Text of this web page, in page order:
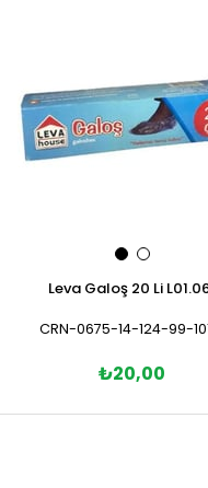
Leva Galoş 20 Li
CRN-0675-14-124-99-
₺20,00